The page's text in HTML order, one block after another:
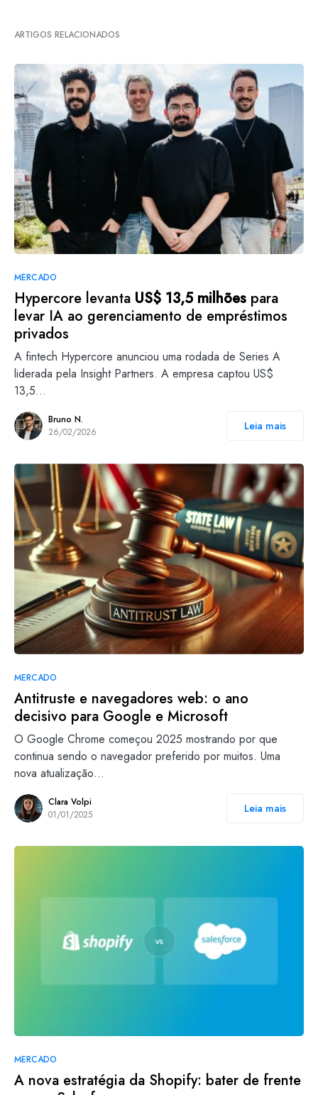
ARTIGOS RELACIONADOS
MERCADO
Hypercore levanta US$ 13,5 milhões para
levar IA ao gerenciamento de empréstimos
privados
A fintech Hypercore anunciou uma rodada de Series A
liderada pela Insight Partners. A empresa captou US$
13,5…
Bruno N.
26/02/2026
Leia mais
MERCADO
Antitruste e navegadores web: o ano
decisivo para Google e Microsoft
O Google Chrome começou 2025 mostrando por que
continua sendo o navegador preferido por muitos. Uma
nova atualização…
Clara Volpi
01/01/2025
Leia mais
MERCADO
A nova estratégia da Shopify: bater de frente